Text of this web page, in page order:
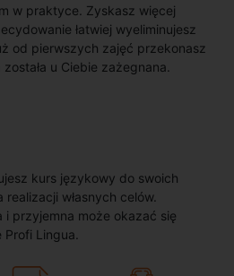
w praktyce. Zyskasz więcej
łatwiej wyeliminujesz
od pierwszych zajęć przekonasz
u Ciebie zażegnana.
kurs językowy do swoich
własnych celów.
i przyjemna może okazać się
Lingua.